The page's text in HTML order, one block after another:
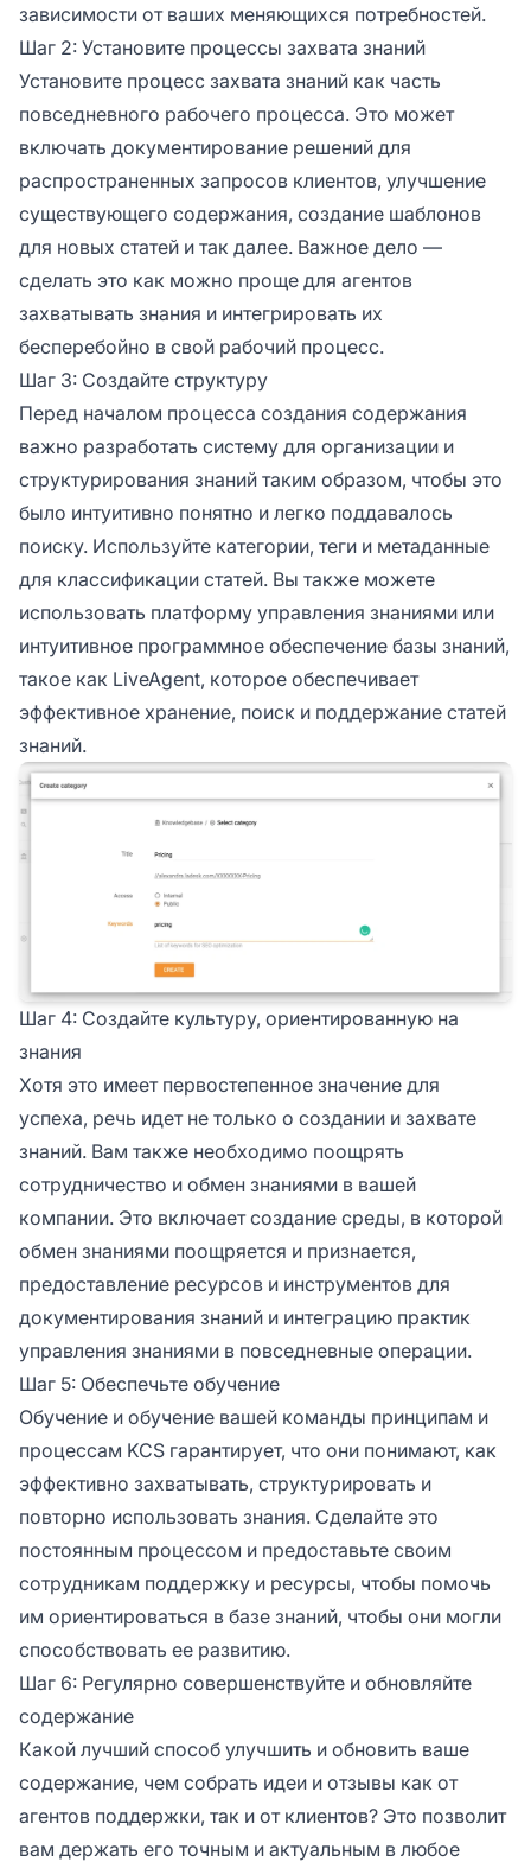
зависимости от ваших меняющихся потребностей.
Шаг 2: Установите процессы захвата знаний
Установите процесс захвата знаний как часть
повседневного рабочего процесса. Это может
включать документирование решений для
распространенных запросов клиентов, улучшение
существующего содержания, создание шаблонов
для новых статей и так далее. Важное дело —
сделать это как можно проще для агентов
захватывать знания и интегрировать их
бесперебойно в свой рабочий процесс.
Шаг 3: Создайте структуру
Перед началом процесса создания содержания
важно разработать систему для организации и
структурирования знаний таким образом, чтобы это
было интуитивно понятно и легко поддавалось
поиску. Используйте категории, теги и метаданные
для классификации статей. Вы также можете
использовать платформу управления знаниями или
интуитивное программное обеспечение базы знаний,
такое как LiveAgent, которое обеспечивает
эффективное хранение, поиск и поддержание статей
знаний.
Шаг 4: Создайте культуру, ориентированную на
знания
Хотя это имеет первостепенное значение для
успеха, речь идет не только о создании и захвате
знаний. Вам также необходимо поощрять
сотрудничество и обмен знаниями в вашей
компании. Это включает создание среды, в которой
обмен знаниями поощряется и признается,
предоставление ресурсов и инструментов для
документирования знаний и интеграцию практик
управления знаниями в повседневные операции.
Шаг 5: Обеспечьте обучение
Обучение и обучение вашей команды принципам и
процессам KCS гарантирует, что они понимают, как
эффективно захватывать, структурировать и
повторно использовать знания. Сделайте это
постоянным процессом и предоставьте своим
сотрудникам поддержку и ресурсы, чтобы помочь
им ориентироваться в базе знаний, чтобы они могли
способствовать ее развитию.
Шаг 6: Регулярно совершенствуйте и обновляйте
содержание
Какой лучший способ улучшить и обновить ваше
содержание, чем собрать идеи и отзывы как от
агентов поддержки, так и от клиентов? Это позволит
вам держать его точным и актуальным в любое